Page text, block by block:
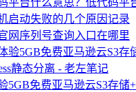
平台什么意思？低代码平
启动失败的几个原因记录
网序列号查询入口在哪里
5GB免费亚马逊云S3存储